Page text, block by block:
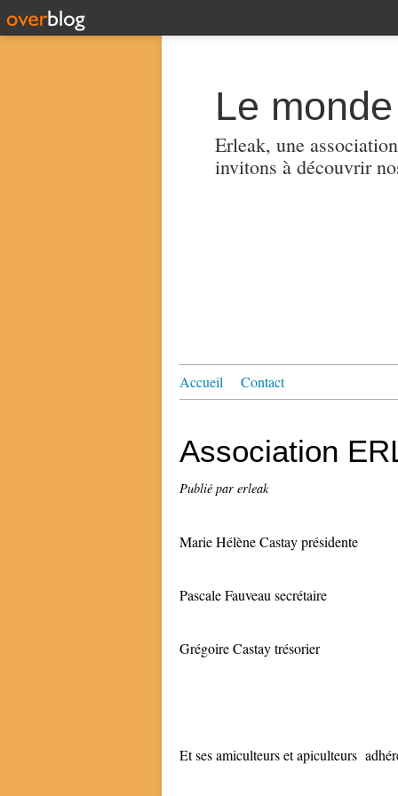
Le
Erleak, une
invitons à découvrir
Accueil Contact
Association
Publié par erleak
Marie Hélène Castay présidente
Pascale Fauveau secrétaire
Grégoire Castay trésorier
Et ses amiculteurs et apiculteurs